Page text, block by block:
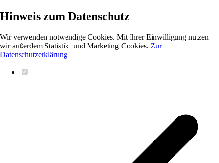
Hinweis zum Datenschutz
Wir verwenden notwendige Cookies. Mit Ihrer Einwilligung nutzen
wir außerdem Statistik- und Marketing-Cookies. Zur
Datenschutzerklärung